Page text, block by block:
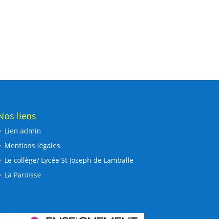
liens
Lien admin
Mentions légales
Le collège/ Lycée St Joseph de Lamballe
La Paroisse